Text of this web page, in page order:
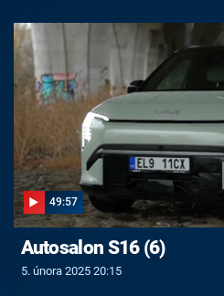
49:57
Autosalon S16 (6)
5. února 2025 20:15